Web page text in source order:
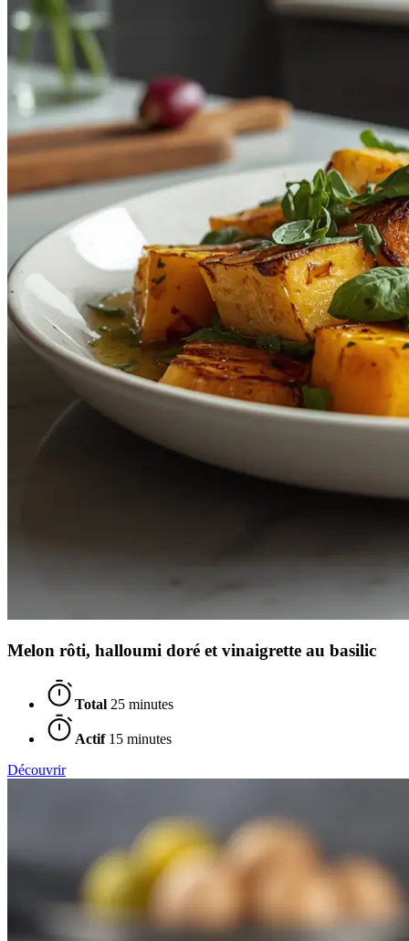
Melon rôti, halloumi doré et vinaigrette au basilic
Total 25 minutes
Actif15 minutes
Découvrir